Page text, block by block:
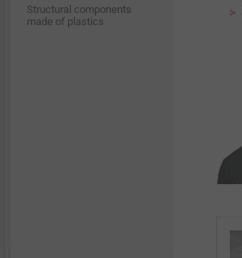
Structural components
made of plastics